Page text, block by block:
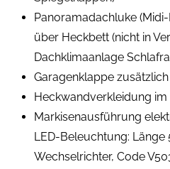
Panoramadachluke
über Heckbett (nicht in
Dachklimaanlage
Garagenklappe
Heckwandverkleidung
Markisenausführung
LED-Beleuchtung: Länge
Wechselrichter, Code